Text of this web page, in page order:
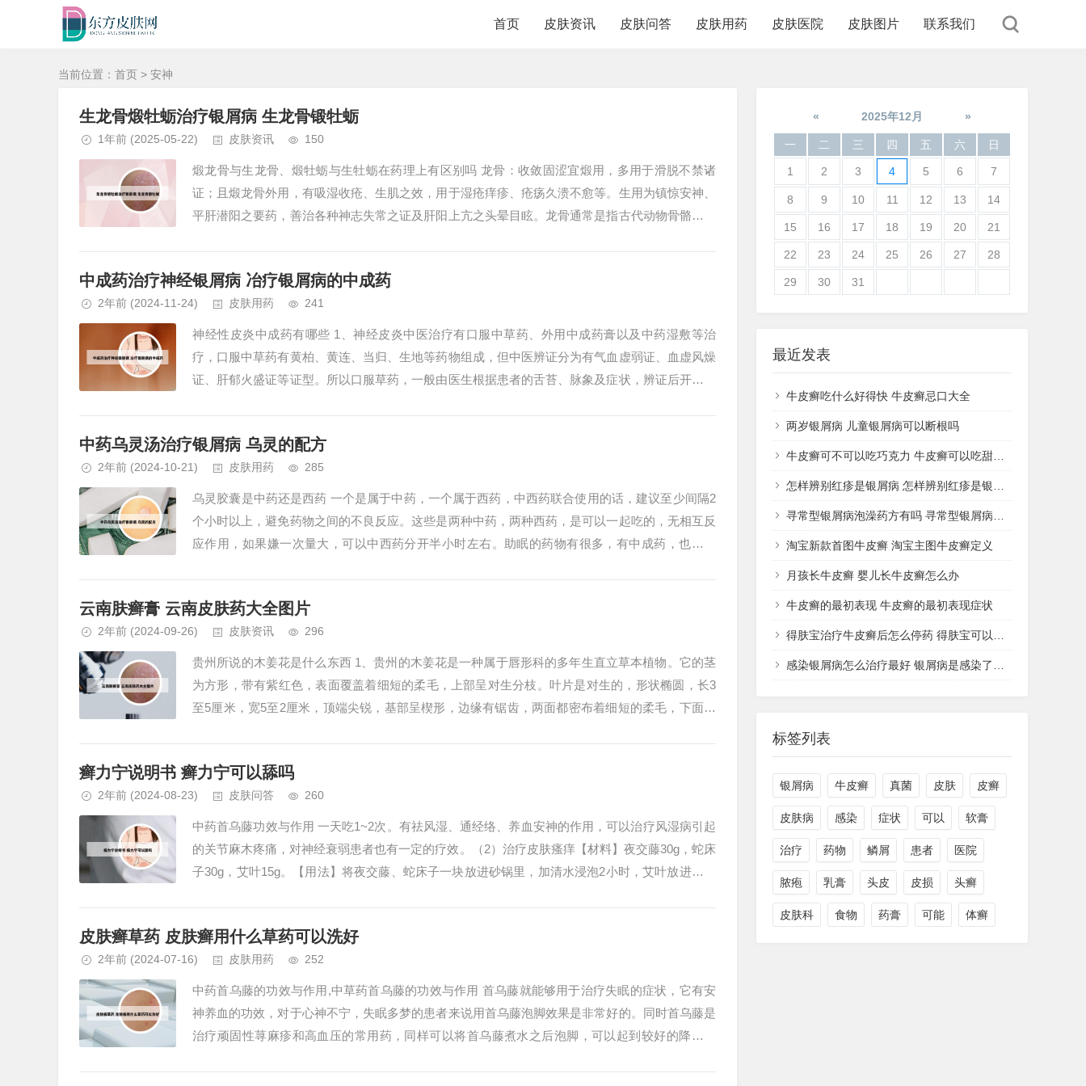
首页 皮肤资讯 皮肤问答 皮肤用药 皮肤医院 皮肤图片 联系我们
当前位置： 首页 > 安神
生龙骨煅牡蛎治疗银屑病 生龙骨锻牡蛎
1年前 (2025-05-22) 皮肤资讯 150
煅龙骨与生龙骨、煅牡蛎与生牡蛎在药理上有区别吗 龙骨：收敛固涩宜煅用，多用于滑脱不禁诸
证；且煅龙骨外用，有吸湿收疮、生肌之效，用于湿疮痒疹、疮疡久溃不愈等。生用为镇惊安神、
平肝潜阳之要药，善治各种神志失常之证及肝阳上亢之头晕目眩。龙骨通常是指古代动物骨骼的化
中成药治疗神经银屑病 冶疗银屑病的中成药
2年前 (2024-11-24) 皮肤用药 241
神经性皮炎中成药有哪些 1、神经皮炎中医治疗有口服中草药、外用中成药膏以及中药湿敷等治
疗，口服中草药有黄柏、黄连、当归、生地等药物组成，但中医辨证分为有气血虚弱证、血虚风燥
证、肝郁火盛证等证型。所以口服草药，一般由医生根据患者的舌苔、脉象及症状，辨证后开具相
中药乌灵汤治疗银屑病 乌灵的配方
2年前 (2024-10-21) 皮肤用药 285
乌灵胶囊是中药还是西药 一个是属于中药，一个属于西药，中西药联合使用的话，建议至少间隔2
个小时以上，避免药物之间的不良反应。这些是两种中药，两种西药，是可以一起吃的，无相互反
应作用，如果嫌一次量大，可以中西药分开半小时左右。助眠的药物有很多，有中成药，也有西
云南肤癣膏 云南皮肤药大全图片
2年前 (2024-09-26) 皮肤资讯 296
贵州所说的木姜花是什么东西 1、贵州的木姜花是一种属于唇形科的多年生直立草本植物。它的茎
为方形，带有紫红色，表面覆盖着细短的柔毛，上部呈对生分枝。叶片是对生的，形状椭圆，长3
至5厘米，宽5至2厘米，顶端尖锐，基部呈楔形，边缘有锯齿，两面都密布着细短的柔毛，下面还
癣力宁说明书 癣力宁可以舔吗
2年前 (2024-08-23) 皮肤问答 260
中药首乌藤功效与作用 一天吃1~2次。有祛风湿、通经络、养血安神的作用，可以治疗风湿病引起
的关节麻木疼痛，对神经衰弱患者也有一定的疗效。（2）治疗皮肤瘙痒【材料】夜交藤30g，蛇床
子30g，艾叶15g。【用法】将夜交藤、蛇床子一块放进砂锅里，加清水浸泡2小时，艾叶放进碗里
皮肤癣草药 皮肤癣用什么草药可以洗好
2年前 (2024-07-16) 皮肤用药 252
中药首乌藤的功效与作用,中草药首乌藤的功效与作用 首乌藤就能够用于治疗失眠的症状，它有安
神养血的功效，对于心神不宁，失眠多梦的患者来说用首乌藤泡脚效果是非常好的。同时首乌藤是
治疗顽固性荨麻疹和高血压的常用药，同样可以将首乌藤煮水之后泡脚，可以起到较好的降压作
« 2025年12月 »
一 二 三 四 五 六 日
1 2 3 4 5 6 7
8 9 10 11 12 13 14
15 16 17 18 19 20 21
22 23 24 25 26 27 28
29 30 31
最近发表
牛皮癣吃什么好得快 牛皮癣忌口大全
两岁银屑病 儿童银屑病可以断根吗
牛皮癣可不可以吃巧克力 牛皮癣可以吃甜品吗
怎样辨别红疹是银屑病 怎样辨别红疹是银屑病还是湿疹
寻常型银屑病泡澡药方有吗 寻常型银屑病用什么药洗
淘宝新款首图牛皮癣 淘宝主图牛皮癣定义
月孩长牛皮癣 婴儿长牛皮癣怎么办
牛皮癣的最初表现 牛皮癣的最初表现症状
得肤宝治疗牛皮癣后怎么停药 得肤宝可以治疗湿疹吗
感染银屑病怎么治疗最好 银屑病是感染了什么病菌
标签列表
银屑病 牛皮癣 真菌 皮肤 皮癣
皮肤病 感染 症状 可以 软膏
治疗 药物 鳞屑 患者 医院
脓疱 乳膏 头皮 皮损 头癣
皮肤科 食物 药膏 可能 体癣